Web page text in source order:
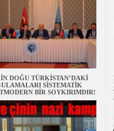
DOĞU TÜRKİSTAN’DAKİ
SİSTEMATİK
BİR SOYKIRIMDIR!